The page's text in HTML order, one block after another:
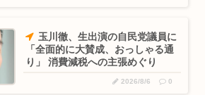
たルパン三世を逮捕
億円の債務超過で完全終了 年利7%に
玉川徹、生出演の自民党議員に
「全面的に大賛成、おっしゃる通
り」 消費減税への主張めぐり
2026/8/6 0